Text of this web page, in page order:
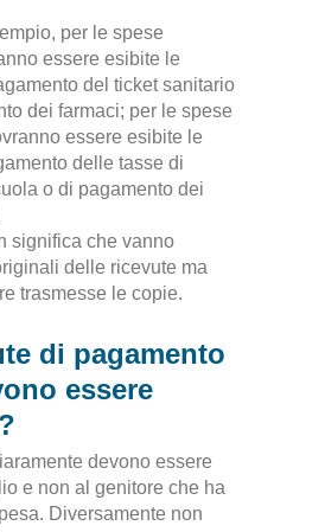
per le spese
essere esibite le
del ticket sanitario
dei farmaci; per le spese
essere esibite le
delle tasse di
o di pagamento dei
significa che vanno
delle ricevute ma
trasmesse le copie.
di pagamento
essere
devono essere
e non al genitore che ha
Diversamente non